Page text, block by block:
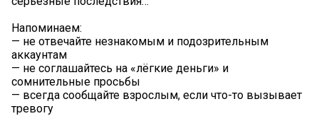
Напоминаем:
— не отвечайте незнакомым и подозрительным
аккаунтам
— не соглашайтесь на «лёгкие деньги» и
сомнительные просьбы
— всегда сообщайте взрослым, если что-то вызывает
тревогу